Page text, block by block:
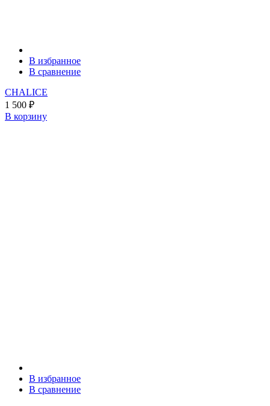
В избранное
В сравнение
CHALICE
1 500 ₽
В корзину
В избранное
В сравнение